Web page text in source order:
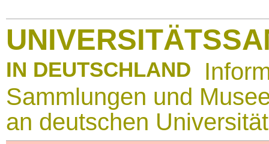
IN DEUTSCHLAND
Sammlungen und
an deutschen